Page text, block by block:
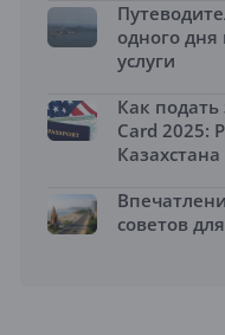
одного
услуги
Как
Card 2025:
Казахстана
советов